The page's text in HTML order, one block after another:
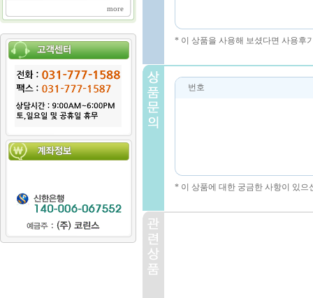
more
* 이 상품을 사용해 보셨다면 사용후
번호
* 이 상품에 대한 궁금한 사항이 있